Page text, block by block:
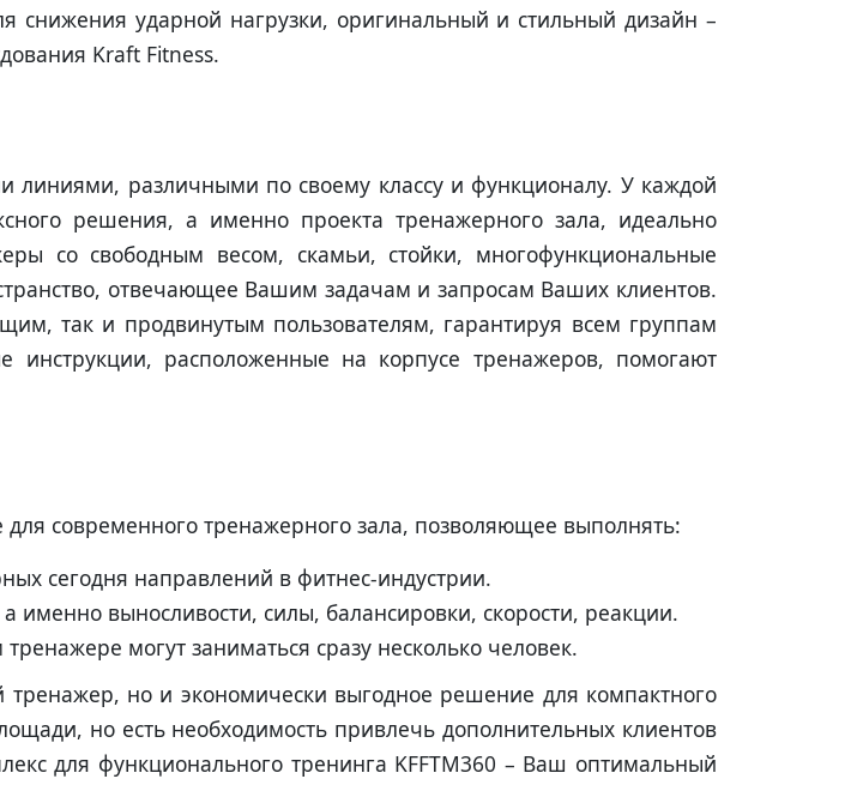
снижения ударной нагрузки, оригинальный и стильный дизайн –
Kraft Fitness.
линиями, различными по своему классу и функционалу. У каждой
решения, а именно проекта тренажерного зала, идеально
со свободным весом, скамьи, стойки, многофункциональные
отвечающее Вашим задачам и запросам Ваших клиентов.
так и продвинутым пользователям, гарантируя всем группам
инструкции, расположенные на корпусе тренажеров, помогают
современного тренажерного зала, позволяющее выполнять:
сегодня направлений в фитнес-индустрии.
выносливости, силы, балансировки, скорости, реакции.
могут заниматься сразу несколько человек.
но и экономически выгодное решение для компактного
но есть необходимость привлечь дополнительных клиентов
для функционального тренинга KFFTM360 – Ваш оптимальный